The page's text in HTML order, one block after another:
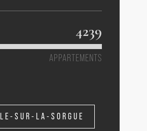
4239
APPARTEMENTS
SUR-LA-SORGUE